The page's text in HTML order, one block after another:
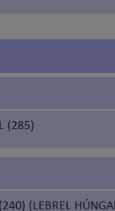
(285)
(LEBREL